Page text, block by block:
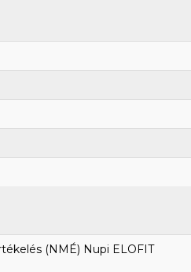
(NMÉ) Nupi ELOFIT